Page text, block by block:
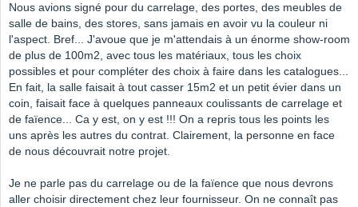
Nous avions signé pour du carrelage, des portes, des meubles de
salle de bains, des stores, sans jamais en avoir vu la couleur ni
l'aspect. Bref... J'avoue que je m'attendais à un énorme show-room
de plus de 100m2, avec tous les matériaux, tous les choix
possibles et pour compléter des choix à faire dans les catalogues...
En fait, la salle faisait à tout casser 15m2 et un petit évier dans un
coin, faisait face à quelques panneaux coulissants de carrelage et
de faïence... Ca y est, on y est !!! On a repris tous les points les
uns après les autres du contrat. Clairement, la personne en face
de nous découvrait notre projet.
Je ne parle pas du carrelage ou de la faïence que nous devrons
aller choisir directement chez leur fournisseur. On ne connaît pas